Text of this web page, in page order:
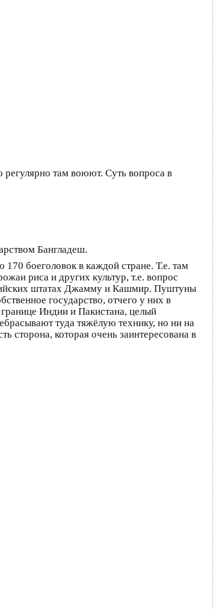
там воюют. Суть вопроса в
Бангладеш.
боеголовок в каждой стране. Т.е. там
риса и других культур, т.е. вопрос
штатах Джамму и Кашмир. Пуштуны
государство, отчего у них в
Индии и Пакистана, целый
туда тяжёлую технику, но ни на
сторона, которая очень заинтересована в